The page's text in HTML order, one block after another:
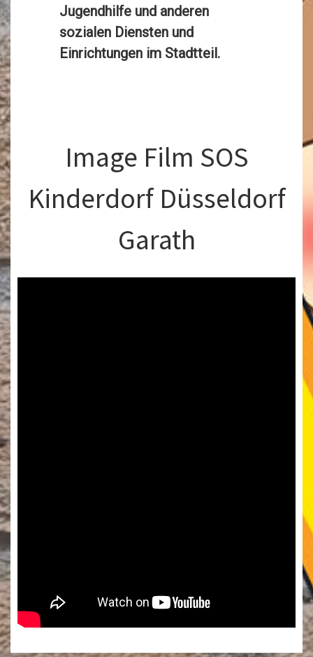
Jugendhilfe und anderen
sozialen Diensten und
Einrichtungen im Stadtteil.
Image Film SOS
Kinderdorf Düsseldorf
Garath